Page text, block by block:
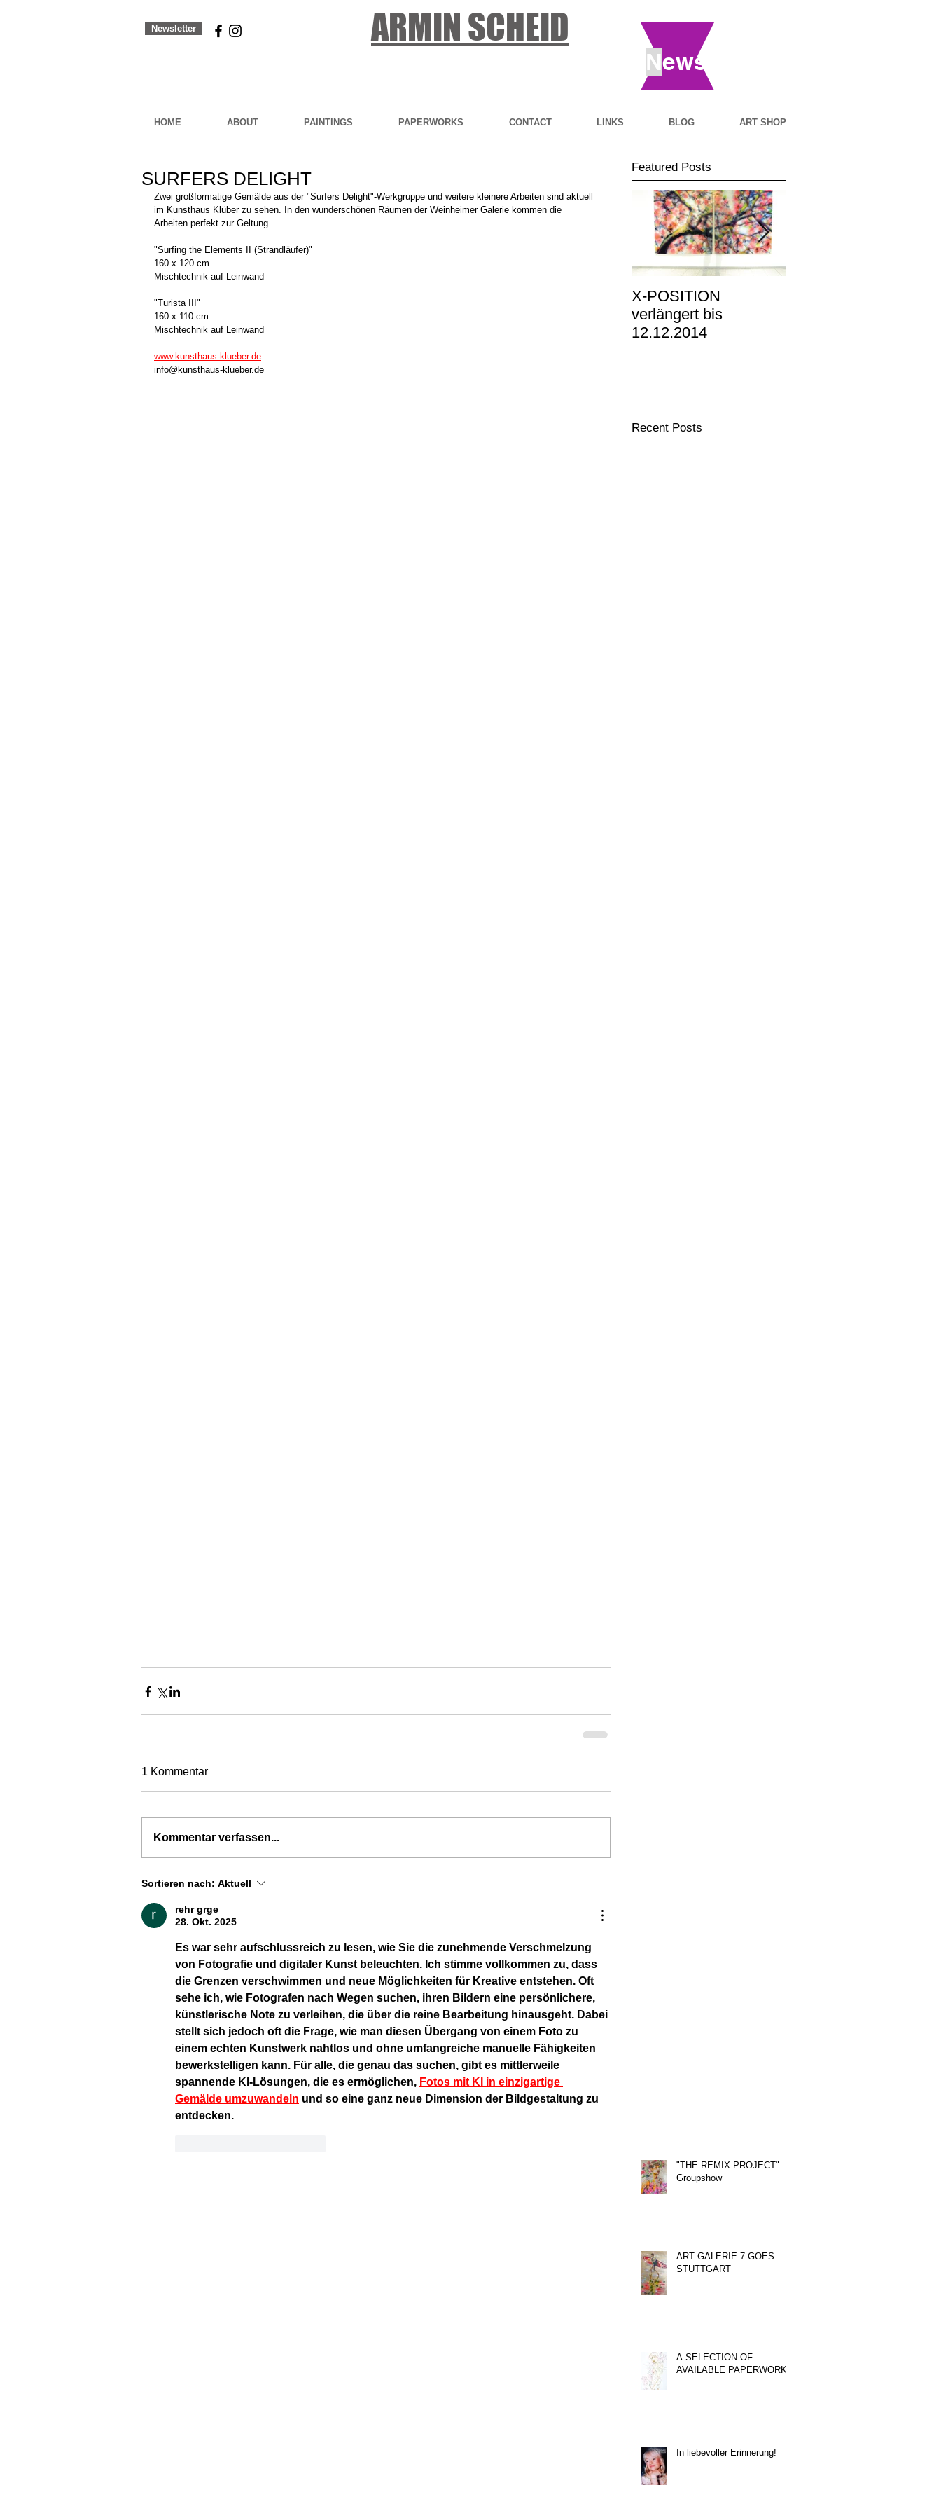
Newsletter ARMIN SCHEID
News
HOME ABOUT PAINTINGS PAPERWORKS CONTACT LINKS BLOG ART SHOP
SURFERS DELIGHT
Zwei großformatige Gemälde aus der "Surfers Delight"-Werkgruppe und weitere kleinere Arbeiten sind aktuell
im Kunsthaus Klüber zu sehen. In den wunderschönen Räumen der Weinheimer Galerie kommen die
Arbeiten perfekt zur Geltung.
"Surfing the Elements II (Strandläufer)"
160 x 120 cm
Mischtechnik auf Leinwand
"Turista III"
160 x 110 cm
Mischtechnik auf Leinwand
www.kunsthaus-klueber.de
info@kunsthaus-klueber.de
1 Kommentar
Kommentar verfassen...
Sortieren nach: Aktuell
rehr grge
28. Okt. 2025
Es war sehr aufschlussreich zu lesen, wie Sie die zunehmende Verschmelzung
von Fotografie und digitaler Kunst beleuchten. Ich stimme vollkommen zu, dass
die Grenzen verschwimmen und neue Möglichkeiten für Kreative entstehen. Oft
sehe ich, wie Fotografen nach Wegen suchen, ihren Bildern eine persönlichere,
künstlerische Note zu verleihen, die über die reine Bearbeitung hinausgeht. Dabei
stellt sich jedoch oft die Frage, wie man diesen Übergang von einem Foto zu
einem echten Kunstwerk nahtlos und ohne umfangreiche manuelle Fähigkeiten
bewerkstelligen kann. Für alle, die genau das suchen, gibt es mittlerweile
spannende KI-Lösungen, die es ermöglichen, Fotos mit KI in einzigartige
Gemälde umzuwandeln und so eine ganz neue Dimension der Bildgestaltung zu
entdecken.
Featured Posts
X-POSITION
verlängert bis
12.12.2014
Recent Posts
"THE REMIX PROJECT"
Groupshow
ART GALERIE 7 GOES
STUTTGART
A SELECTION OF
AVAILABLE PAPERWORKS
In liebevoller Erinnerung!